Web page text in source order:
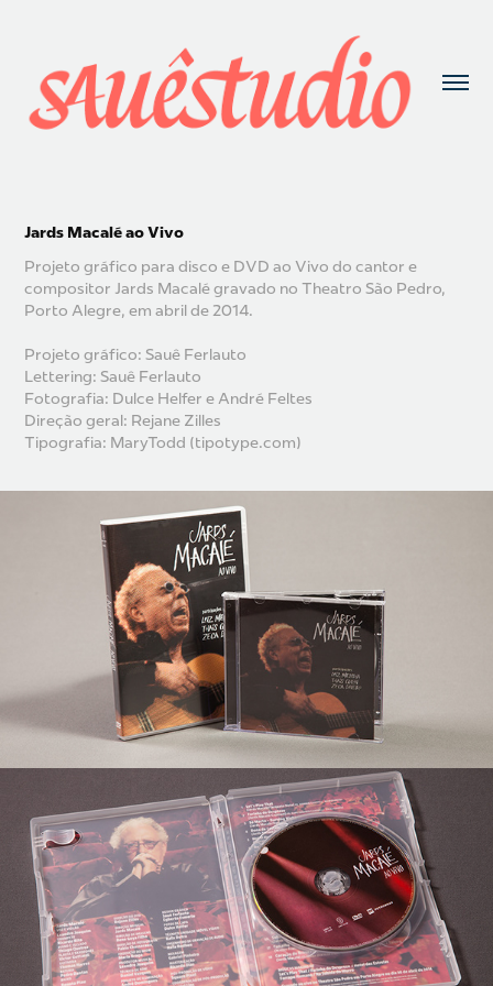
Jards Macalé ao Vivo
Projeto gráfico para disco e DVD ao Vivo do cantor e
compositor Jards Macalé gravado no Theatro São Pedro,
Porto Alegre, em abril de 2014.
Projeto gráfico: Sauê Ferlauto
Lettering: Sauê Ferlauto
Fotografia: Dulce Helfer e André Feltes
Direção geral: Rejane Zilles
Tipografia: MaryTodd (tipotype.com)